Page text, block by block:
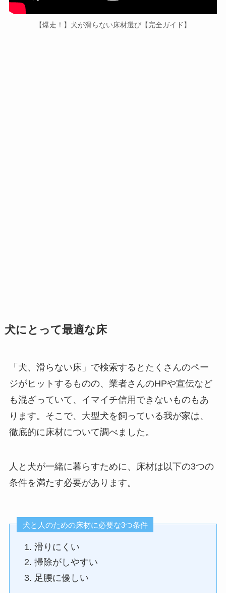
【爆走！】犬が滑らない床材選び【完全ガイド】
犬にとって最適な床
「犬、滑らない床」で検索するとたくさんのペー
ジがヒットするものの、業者さんのHPや宣伝など
も混ざっていて、イマイチ信用できないものもあ
ります。そこで、大型犬を飼っている我が家は、
徹底的に床材について調べました。
人と犬が一緒に暮らすために、床材は以下の3つの
条件を満たす必要があります。
犬と人のための床材に必要な3つ条件
滑りにくい
掃除がしやすい
足腰に優しい